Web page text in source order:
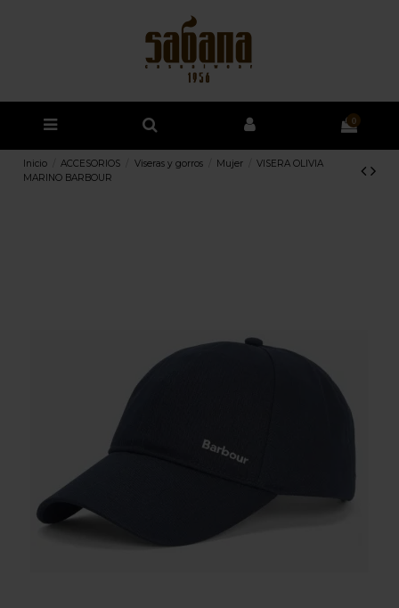
0
Inicio ACCESORIOS Viseras y gorros Mujer
VISERA OLIVIA
MARINO BARBOUR